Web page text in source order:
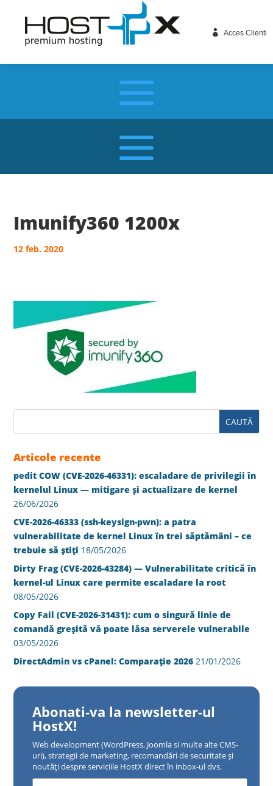
 Acces Clienti
Imunify360 1200x
12 feb. 2020
Articole recente
pedit COW (CVE-2026-46331): escaladare de privilegii în
kernelul Linux — mitigare și actualizare de kernel
26/06/2026
CVE-2026-46333 (ssh-keysign-pwn): a patra
vulnerabilitate de kernel Linux în trei săptămâni – ce
trebuie să știți 18/05/2026
Dirty Frag (CVE-2026-43284) — Vulnerabilitate critică în
kernel-ul Linux care permite escaladare la root
08/05/2026
Copy Fail (CVE-2026-31431): cum o singură linie de
comandă greșită vă poate lăsa serverele vulnerabile
03/05/2026
DirectAdmin vs cPanel: Comparație 2026 21/01/2026
Abonati-va la newsletter-ul
HostX!
Web development (WordPress, Joomla si multe alte CMS-
uri), strategii de marketing, recomandări de securitate și
noutăți despre serviciile HostX direct în inbox-ul dvs.